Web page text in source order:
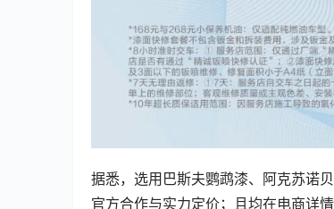
据悉，选用巴斯夫鹦鹉漆、阿克苏诺
官方合作与实力定价；且均在电商详